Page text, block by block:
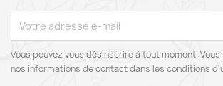
Vous pouvez vous désinscrire à tout moment.
nos informations de contact dans les conditions